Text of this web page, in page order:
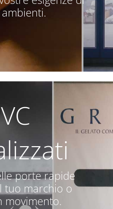
porte rapide
tuo marchio o
movimento.